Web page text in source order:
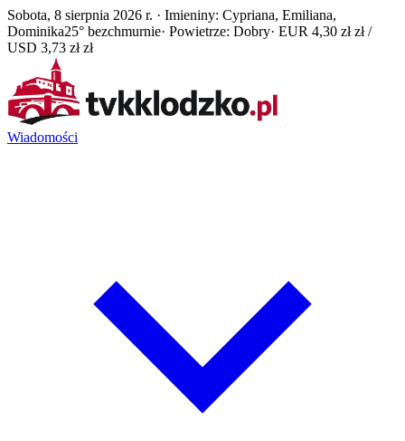
Sobota, 8 sierpnia 2026 r. · Imieniny: Cypriana, Emiliana,
Dominika25° bezchmurnie· Powietrze: Dobry· EUR 4,30 zł zł /
USD 3,73 zł zł
Wiadomości